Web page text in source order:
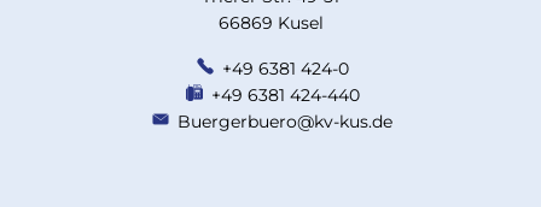
66869 Kusel
+49 6381 424-0
+49 6381 424-440
Buergerbuero@kv-kus.de